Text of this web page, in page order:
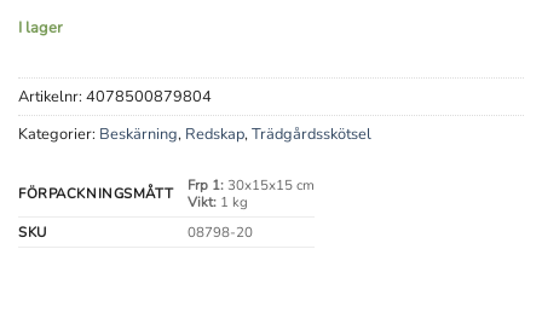
I lager
Artikelnr: 4078500879804
Kategorier: Beskärning, Redskap,Trädgårdsskötsel
FÖRPACKNINGSMÅTT Frp 1:30x15x15 cm
Vikt:1 kg
SKU
08798-20